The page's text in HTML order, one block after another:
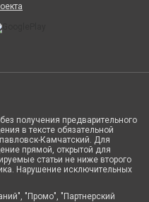
получения предварительного
в тексте обязательной
Камчатский. Для
прямой, открытой для
статьи не ниже второго
Нарушение исключительных
"Промо", "Партнерский